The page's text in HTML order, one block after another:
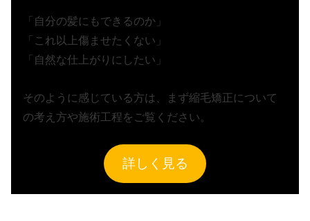
「自分の髪にもできるのか」
「これ以上傷ませたくない」
「自然な仕上がりにしたい」
そのように感じている方は、まず縮毛矯正について
の考え方や施術工程をご覧ください。
詳しく見る